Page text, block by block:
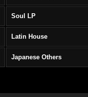
Soul LP
Latin House
Japanese Others